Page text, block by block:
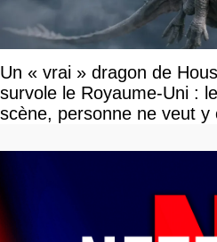
Un « vrai » dragon de
survole le Royaume-Uni :
scène, personne ne veut y